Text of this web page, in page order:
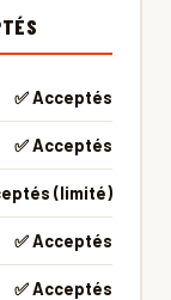
✅ Acceptés
✅ Acceptés
(limité)
✅ Acceptés
✅ Acceptés